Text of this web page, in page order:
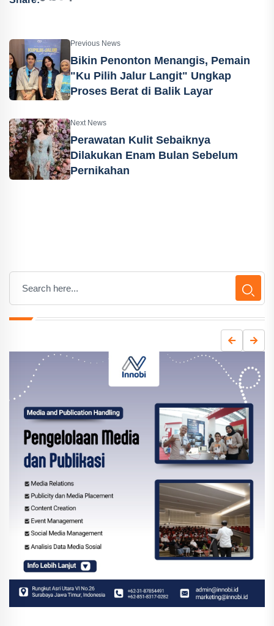
Previous News
Bikin Penonton Menangis, Pemain
"Ku Pilih Jalur Langit" Ungkap
Proses Berat di Balik Layar
Next News
Perawatan Kulit Sebaiknya
Dilakukan Enam Bulan Sebelum
Pernikahan